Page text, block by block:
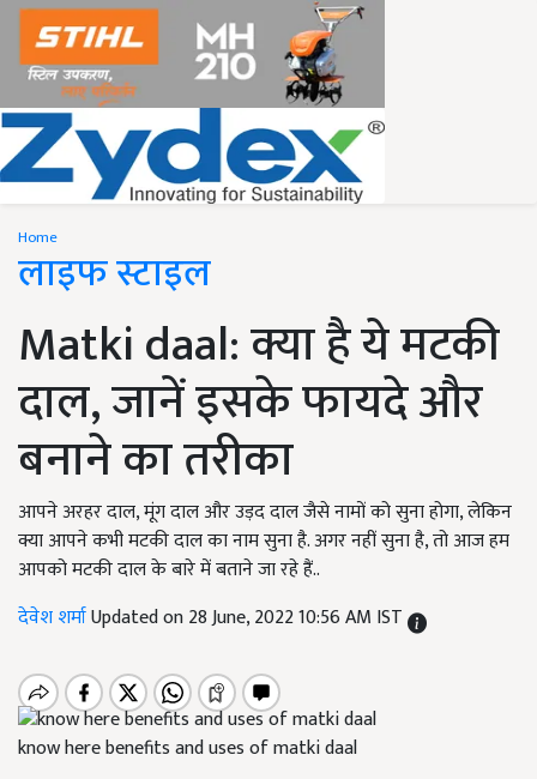
Home
लाइफ स्टाइल
Matki daal: क्या है ये मटकी
दाल, जानें इसके फायदे और
बनाने का तरीका
आपने अरहर दाल, मूंग दाल और उड़द दाल जैसे नामों को सुना होगा, लेकिन
क्या आपने कभी मटकी दाल का नाम सुना है. अगर नहीं सुना है, तो आज हम
आपको मटकी दाल के बारे में बताने जा रहे हैं..
देवेश शर्माUpdated on 28 June, 2022 10:56 AM IST
know here benefits and uses of matki daal